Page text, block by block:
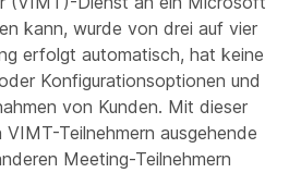
kann, wurde von drei auf vier
erfolgt automatisch, hat keine
Konfigurationsoptionen und
von Kunden. Mit dieser
Teilnehmern ausgehende
Meeting-Teilnehmern